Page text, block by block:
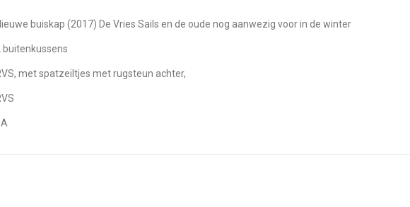
Nieuwe buiskap (2017) De Vries Sails en de oude nog aanwezig voor in de winter
2 buitenkussens
RVS, met spatzeiltjes met rugsteun achter,
RVS
JA